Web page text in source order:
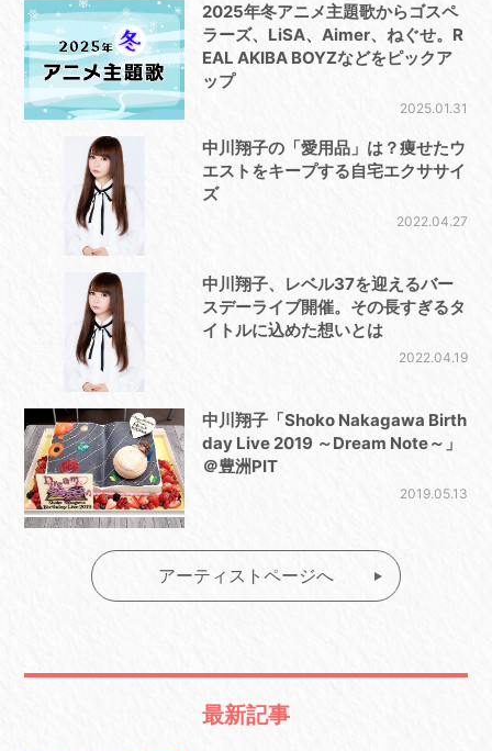
2025年冬アニメ主題歌からゴスペ
ラーズ、LiSA、Aimer、ねぐせ。R
EAL AKIBA BOYZなどをピックア
ップ
2025.01.31
中川翔子の「愛用品」は？痩せたウ
エストをキープする自宅エクササイ
ズ
2022.04.27
中川翔子、レベル37を迎えるバー
スデーライブ開催。その長すぎるタ
イトルに込めた想いとは
2022.04.19
中川翔子「Shoko Nakagawa Birth
day Live 2019 ～Dream Note～」
＠豊洲PIT
2019.05.13
アーティストページへ
最新記事